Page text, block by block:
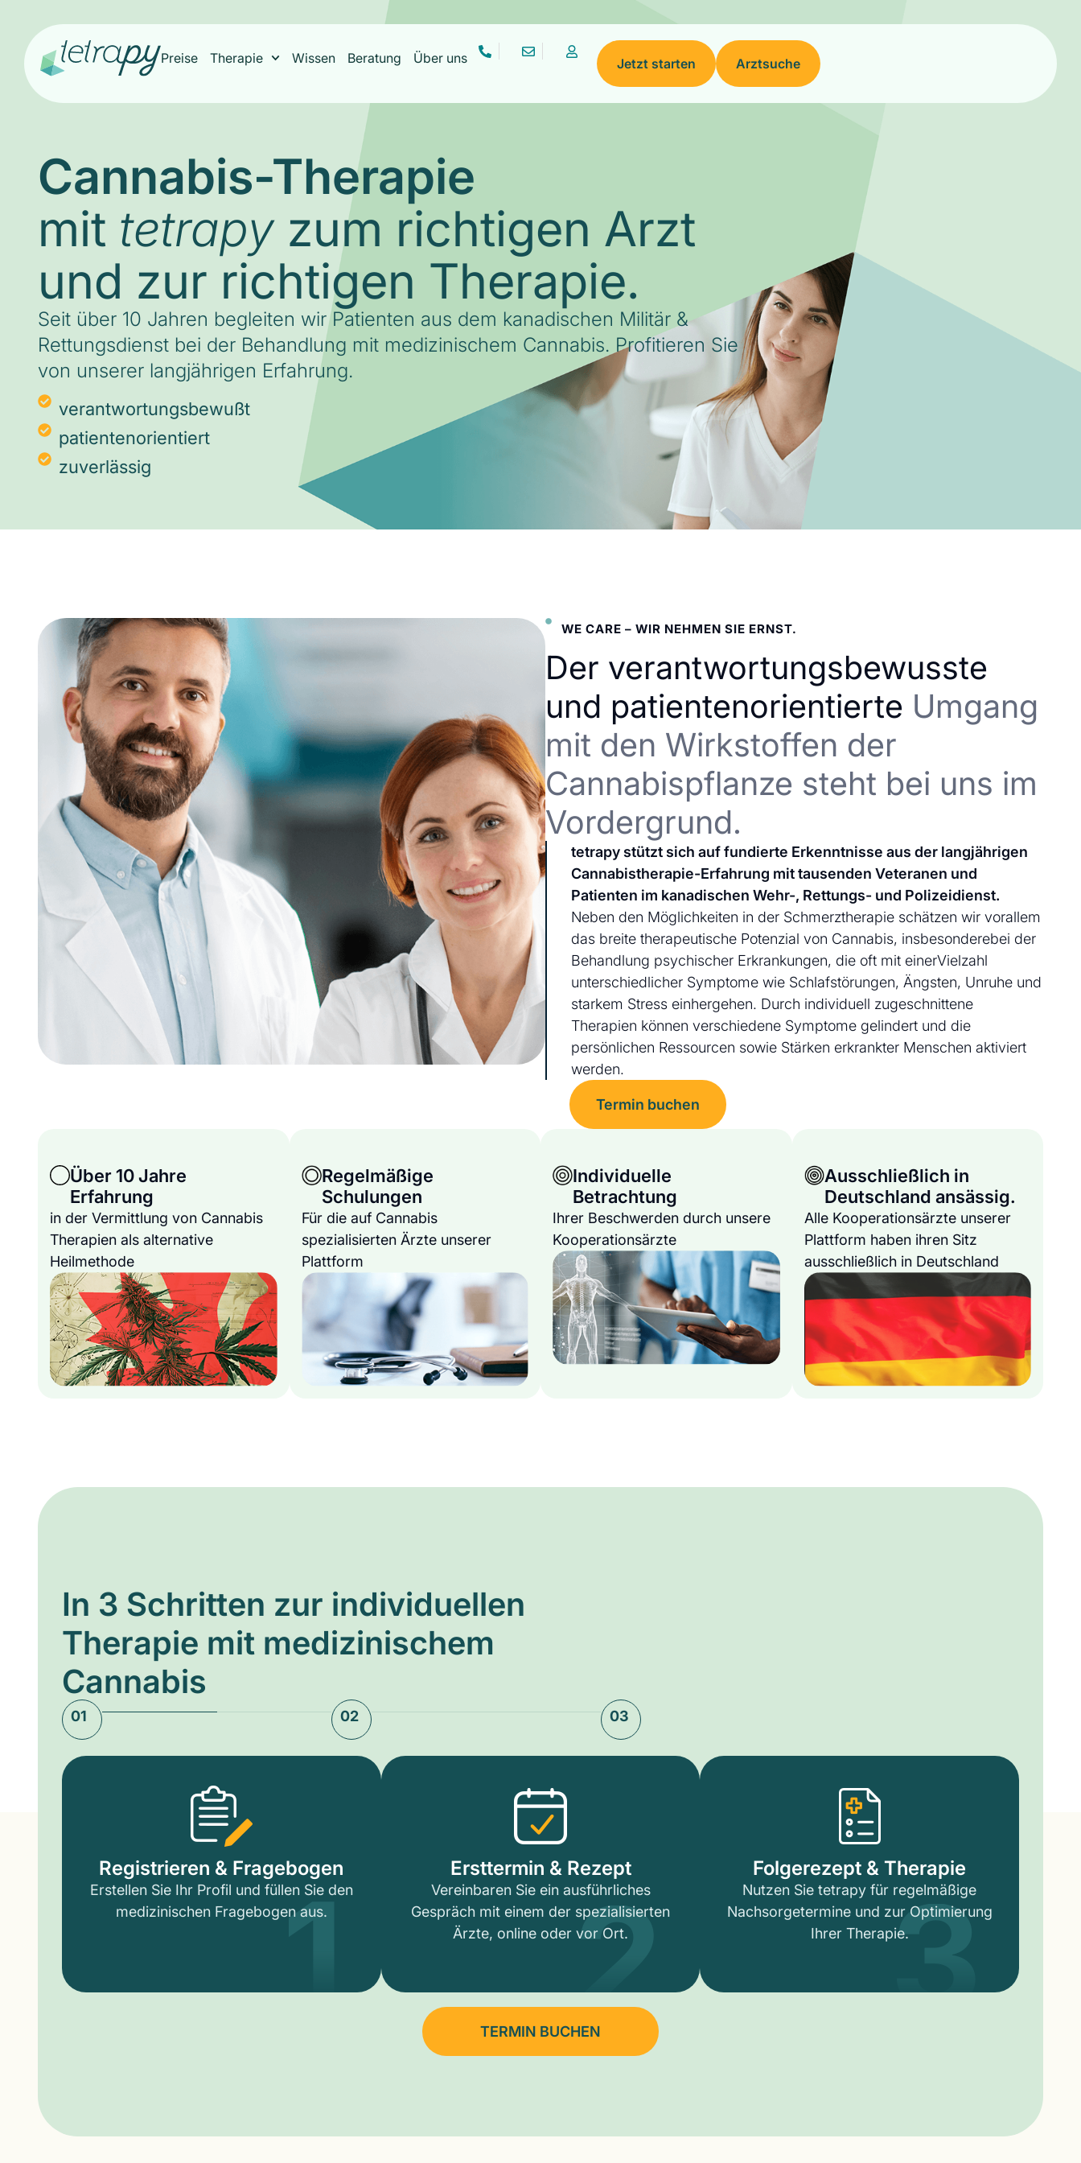
Preise Therapie Wissen Beratung Über uns Jetzt starten Arztsuche
Cannabis-Therapie
mit tetrapyzum richtigen Arzt
und zur richtigen Therapie.
Seit über 10 Jahren begleiten wir Patienten aus dem kanadischen Militär &
Rettungsdienst bei der Behandlung mit medizinischem Cannabis. Profitieren Sie
von unserer langjährigen Erfahrung.
verantwortungsbewußt
patientenorientiert
zuverlässig
WE CARE – WIR NEHMEN SIE ERNST.
Der verantwortungsbewusste
und patientenorientierte Umgang
mit den Wirkstoffen der
Cannabispflanze steht bei uns im
Vordergrund.
tetrapy stützt sich auf fundierte Erkenntnisse aus der langjährigen
Cannabistherapie-Erfahrung mit tausenden Veteranen und
Patienten im kanadischen Wehr-, Rettungs- und Polizeidienst.
Neben den Möglichkeiten in der Schmerztherapie schätzen wir vorallem
das breite therapeutische Potenzial von Cannabis, insbesonderebei der
Behandlung psychischer Erkrankungen, die oft mit einerVielzahl
unterschiedlicher Symptome wie Schlafstörungen, Ängsten, Unruhe und
starkem Stress einhergehen. Durch individuell zugeschnittene
Therapien können verschiedene Symptome gelindert und die
persönlichen Ressourcen sowie Stärken erkrankter Menschen aktiviert
werden.
Termin buchen
Über 10 Jahre
Erfahrung
in der Vermittlung von Cannabis
Therapien als alternative
Heilmethode
Regelmäßige
Schulungen
Für die auf Cannabis
spezialisierten Ärzte unserer
Plattform
Individuelle
Betrachtung
Ihrer Beschwerden durch unsere
Kooperationsärzte
Ausschließlich in
Deutschland ansässig.
Alle Kooperationsärzte unserer
Plattform haben ihren Sitz
ausschließlich in Deutschland
In 3 Schritten zur individuellen
Therapie mit medizinischem
Cannabis
01 02 03
Registrieren & Fragebogen
Erstellen Sie Ihr Profil und füllen Sie den
medizinischen Fragebogen aus.
1 Ersttermin & Rezept
Vereinbaren Sie ein ausführliches
Gespräch mit einem der spezialisierten
Ärzte, online oder vor Ort.
2 Folgerezept & Therapie
Nutzen Sie tetrapy für regelmäßige
Nachsorgetermine und zur Optimierung
Ihrer Therapie.3
TERMIN BUCHEN